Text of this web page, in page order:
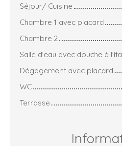
Séjour/ Cuisine
Chambre 1 avec placard
Chambre 2
Salle d'eau avec douche à
Dégagement avec placard
WC
Terrasse